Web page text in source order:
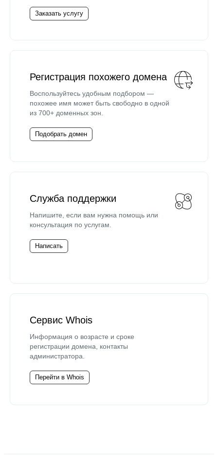
Заказать услугу
Регистрация похожего домена
Воспользуйтесь удобным подбором —
похожее имя может быть свободно в одной
из 700+ доменных зон.
Подобрать домен
Служба поддержки
Напишите, если вам нужна помощь или
консультация по услугам.
Написать
Сервис Whois
Информация о возрасте и сроке
регистрации домена, контакты
администратора.
Перейти в Whois